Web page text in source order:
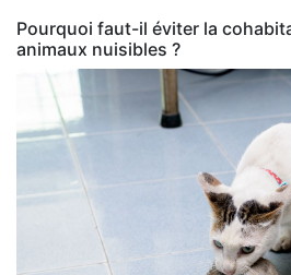
Pourquoi faut-il éviter la
animaux nuisibles ?